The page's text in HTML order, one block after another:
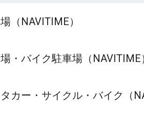
（NAVITIME）
・バイク駐車場（NAVITIME
カー・サイクル・バイク（